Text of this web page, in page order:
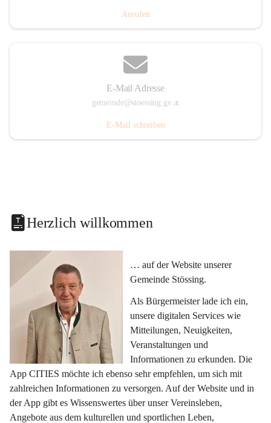
Anrufen
E-Mail Adresse
gemeinde@stoessing.gv.at
E-Mail schreiben
Herzlich willkommen
… auf der Website unserer
Gemeinde Stössing.
Als Bürgermeister lade ich ein,
unsere digitalen Services wie
Mitteilungen, Neuigkeiten,
Veranstaltungen und
Informationen zu erkunden. Die
App CITIES möchte ich ebenso sehr empfehlen, um sich mit
zahlreichen Informationen zu versorgen. Auf der Website und in
der App gibt es Wissenswertes über unser Vereinsleben,
Angebote aus dem kulturellen und sportlichen Leben,